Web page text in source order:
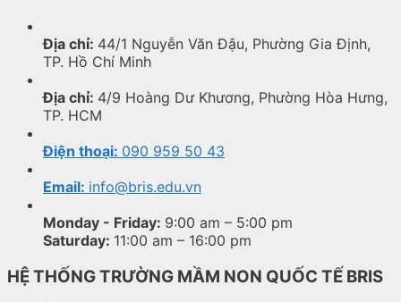
Địa chỉ: 44/1 Nguyễn Văn Đậu, Phường Gia Định,
TP. Hồ Chí Minh
Địa chỉ: 4/9 Hoàng Dư Khương, Phường Hòa Hưng,
TP. HCM
Điện thoại: 090 959 50 43
Email: info@bris.edu.vn
Monday - Friday: 9:00 am – 5:00 pm
Saturday: 11:00 am – 16:00 pm
HỆ THỐNG TRƯỜNG MẦM NON QUỐC TẾ BRIS